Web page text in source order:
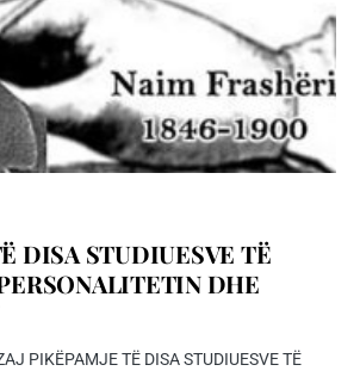
DISA STUDIUESVE TË
DHE
PIKËPAMJE TË DISA STUDIUESVE TË